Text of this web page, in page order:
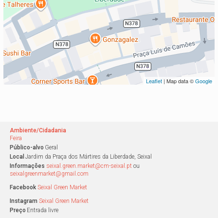
Leaflet | Map data ©Google
Ambiente/Cidadania
Feira
Público-alvo Geral
Local Jardim da Praça dos Mártires da Liberdade, Seixal
Informações seixal.green.market@cm-seixal.pt ou
seixalgreenmarket@gmail.com
Facebook Seixal Green Market
Instagram Seixal Green Market
Preço Entrada livre